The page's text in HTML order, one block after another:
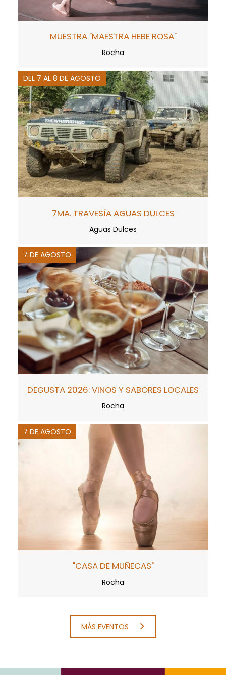
MUESTRA "MAESTRA HEBE ROSA"
Rocha
DEL 7 AL 8 DE AGOSTO
7MA. TRAVESÍA AGUAS DULCES
Aguas Dulces
7 DE AGOSTO
DEGUSTA 2026: VINOS Y SABORES LOCALES
Rocha
7 DE AGOSTO
"CASA DE MUÑECAS"
Rocha
MÁS EVENTOS